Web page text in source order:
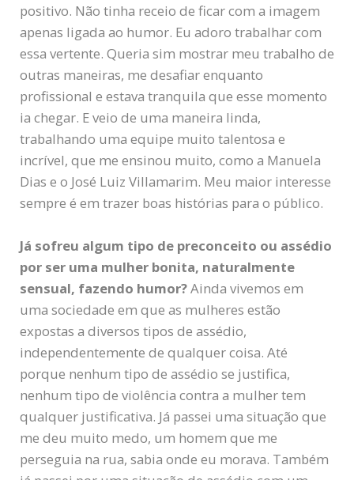
positivo. Não tinha receio de ficar com a imagem
apenas ligada ao humor. Eu adoro trabalhar com
essa vertente. Queria sim mostrar meu trabalho de
outras maneiras, me desafiar enquanto
profissional e estava tranquila que esse momento
ia chegar. E veio de uma maneira linda,
trabalhando uma equipe muito talentosa e
incrível, que me ensinou muito, como a Manuela
Dias e o José Luiz Villamarim. Meu maior interesse
sempre é em trazer boas histórias para o público.
Já sofreu algum tipo de preconceito ou assédio
por ser uma mulher bonita, naturalmente
sensual, fazendo humor?Ainda vivemos em
uma sociedade em que as mulheres estão
expostas a diversos tipos de assédio,
independentemente de qualquer coisa. Até
porque nenhum tipo de assédio se justifica,
nenhum tipo de violência contra a mulher tem
qualquer justificativa. Já passei uma situação que
me deu muito medo, um homem que me
perseguia na rua, sabia onde eu morava. Também